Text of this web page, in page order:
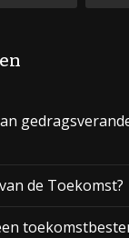
de Toekomst?